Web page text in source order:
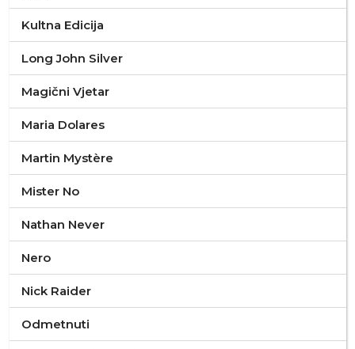
Kultna Edicija
Long John Silver
Magični Vjetar
Maria Dolares
Martin Mystère
Mister No
Nathan Never
Nero
Nick Raider
Odmetnuti